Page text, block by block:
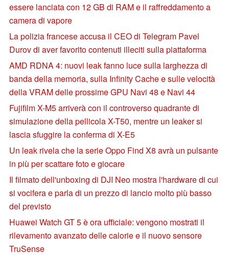
essere lanciata con 12 GB di RAM e il raffreddamento a
camera di vapore
La polizia francese accusa il CEO di Telegram Pavel
Durov di aver favorito contenuti illeciti sulla piattaforma
AMD RDNA 4: nuovi leak fanno luce sulla larghezza di
banda della memoria, sulla Infinity Cache e sulle velocità
della VRAM delle prossime GPU Navi 48 e Navi 44
Fujifilm X-M5 arriverà con il controverso quadrante di
simulazione della pellicola X-T50, mentre un leaker si
lascia sfuggire la conferma di X-E5
Un leak rivela che la serie Oppo Find X8 avrà un pulsante
in più per scattare foto e giocare
Il filmato dell'unboxing di DJI Neo mostra l'hardware di cui
si vocifera e parla di un prezzo di lancio molto più basso
del previsto
Huawei Watch GT 5 è ora ufficiale: vengono mostrati il
rilevamento avanzato delle calorie e il nuovo sensore
TruSense